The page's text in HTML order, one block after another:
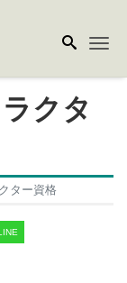
クタ
ター資格